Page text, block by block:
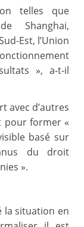
telles que
Shanghai,
Est, l’Union
», a-t-il
avec d’autres
pour former «
basé sur
du droit
».
la situation en